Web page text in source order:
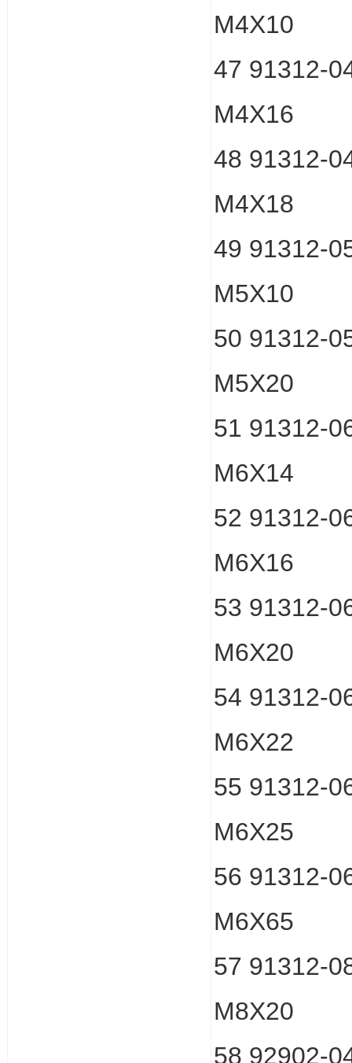
M4X10
47 91312-
M4X16
48 91312-
M4X18
49 91312-
M5X10
50 91312-
M5X20
51 91312-
M6X14
52 91312-
M6X16
53 91312-
M6X20
54 91312-
M6X22
55 91312-
M6X25
56 91312-
M6X65
57 91312-
M8X20
58 92902-